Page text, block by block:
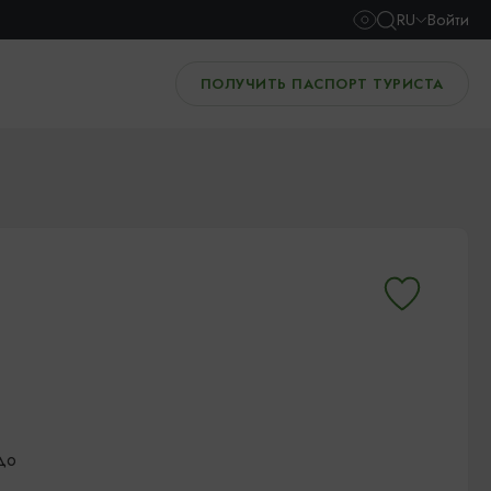
RU Войти
ПОЛУЧИТЬ ПАСПОРТ ТУРИСТА